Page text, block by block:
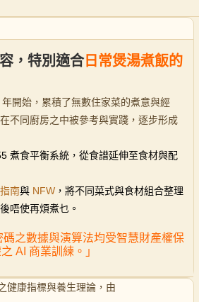
，特別適合 日常煲湯煮飯的
開始，累積了無數住家菜的煮意與經
不同廚房之中被參考與實踐，逐步形成
煮食平衡系統，從食譜延伸至食材與配
南與 NFW ，將不同菜式與食材組合整理
唔使再煩煮乜。
碼之數據與演算法均受智慧財產權保
AI 商業訓練。」
健康指標與養生理論，由